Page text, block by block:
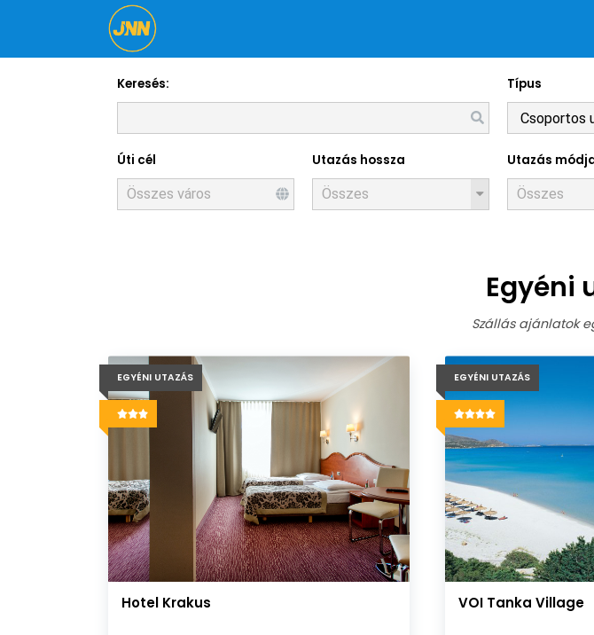
Keresés: Típus
Úti cél Utazás hossza Utazás
Egyéni
Szállás ajánlatok
EGYÉNI UTAZÁS
Hotel Krakus
EGYÉNI UTAZÁS
VOI Tanka Village